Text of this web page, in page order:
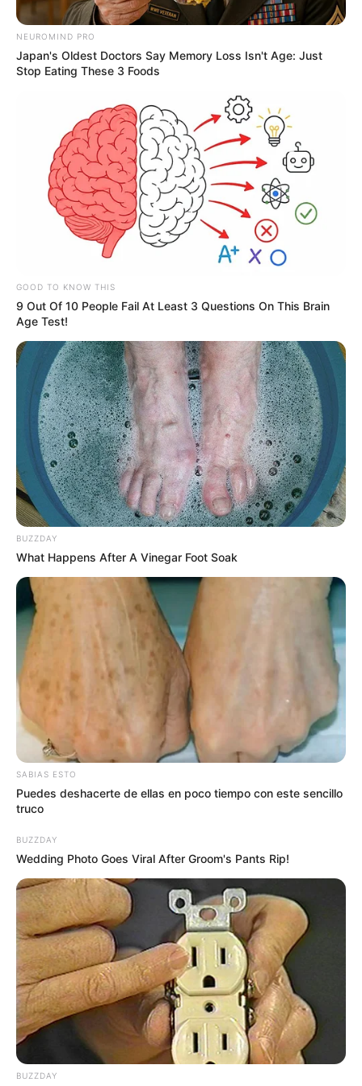
Suministrada
Los transportadores reclaman también por el costoso
peaje en La Lizama, Barrancabermeja.
COMPARTIR
UNIRSE AL CANAL DE WHATSAPP
El departamento de Santander será una de las regiones
productoras que sebeneficiará con la sanción de la Ley
de Regalías, con la que se espera recibir más de $280
mil millones.
Dichos recursos económicos
podrán ser usados por los
alcaldes y gobernadores del departamento para
proyectos que mejoren las condiciones de las vías
terciarias
por donde se transportan los alimentos que se
comercializan en varios municipios de la región y en otros
proyectos de alto impacto.
Edwin Ballesteros, representante a la Cámara por
Santander, dijo que con la distribución de recursos,
departamento pasará de recibir 139 mil millones de
pesos a $280 mil,
lo que favorecerá a la comunidad.
NEUROMIND PRO
Japan's Oldest Doctors Say Memory Loss Isn't Age: Just
Stop Eating These 3 Foods
GOOD TO KNOW THIS
9 Out Of 10 People Fail At Least 3 Questions On This Brain
Age Test!
BUZZDAY
What Happens After A Vinegar Foot Soak
SABIAS ESTO
Puedes deshacerte de ellas en poco tiempo con este sencillo
truco
BUZZDAY
Wedding Photo Goes Viral After Groom's Pants Rip!
BUZZDAY